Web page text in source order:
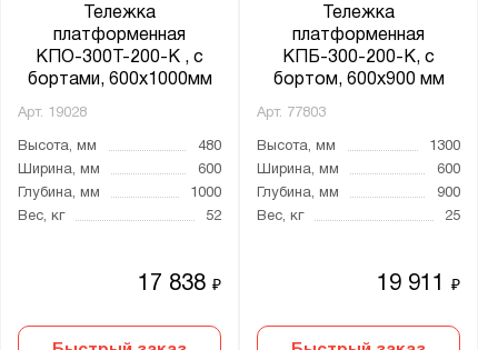
Тележка
платформенная
КПО-300Т-200-К , с
бортами, 600х1000мм
Арт. 19028
Высота, мм
480
Ширина, мм
600
Глубина, мм
1000
Вес, кг
52
17 838₽
Тележка
платформенная
КПБ-300-200-К, с
бортом, 600х900 мм
Арт. 77803
Высота, мм
1300
Ширина, мм
600
Глубина, мм
900
Вес, кг
25
19 911₽